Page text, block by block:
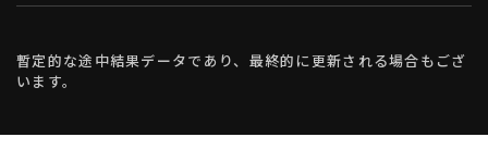
暫定的な途中結果データであり、最終的に更新される場合もござ
います。